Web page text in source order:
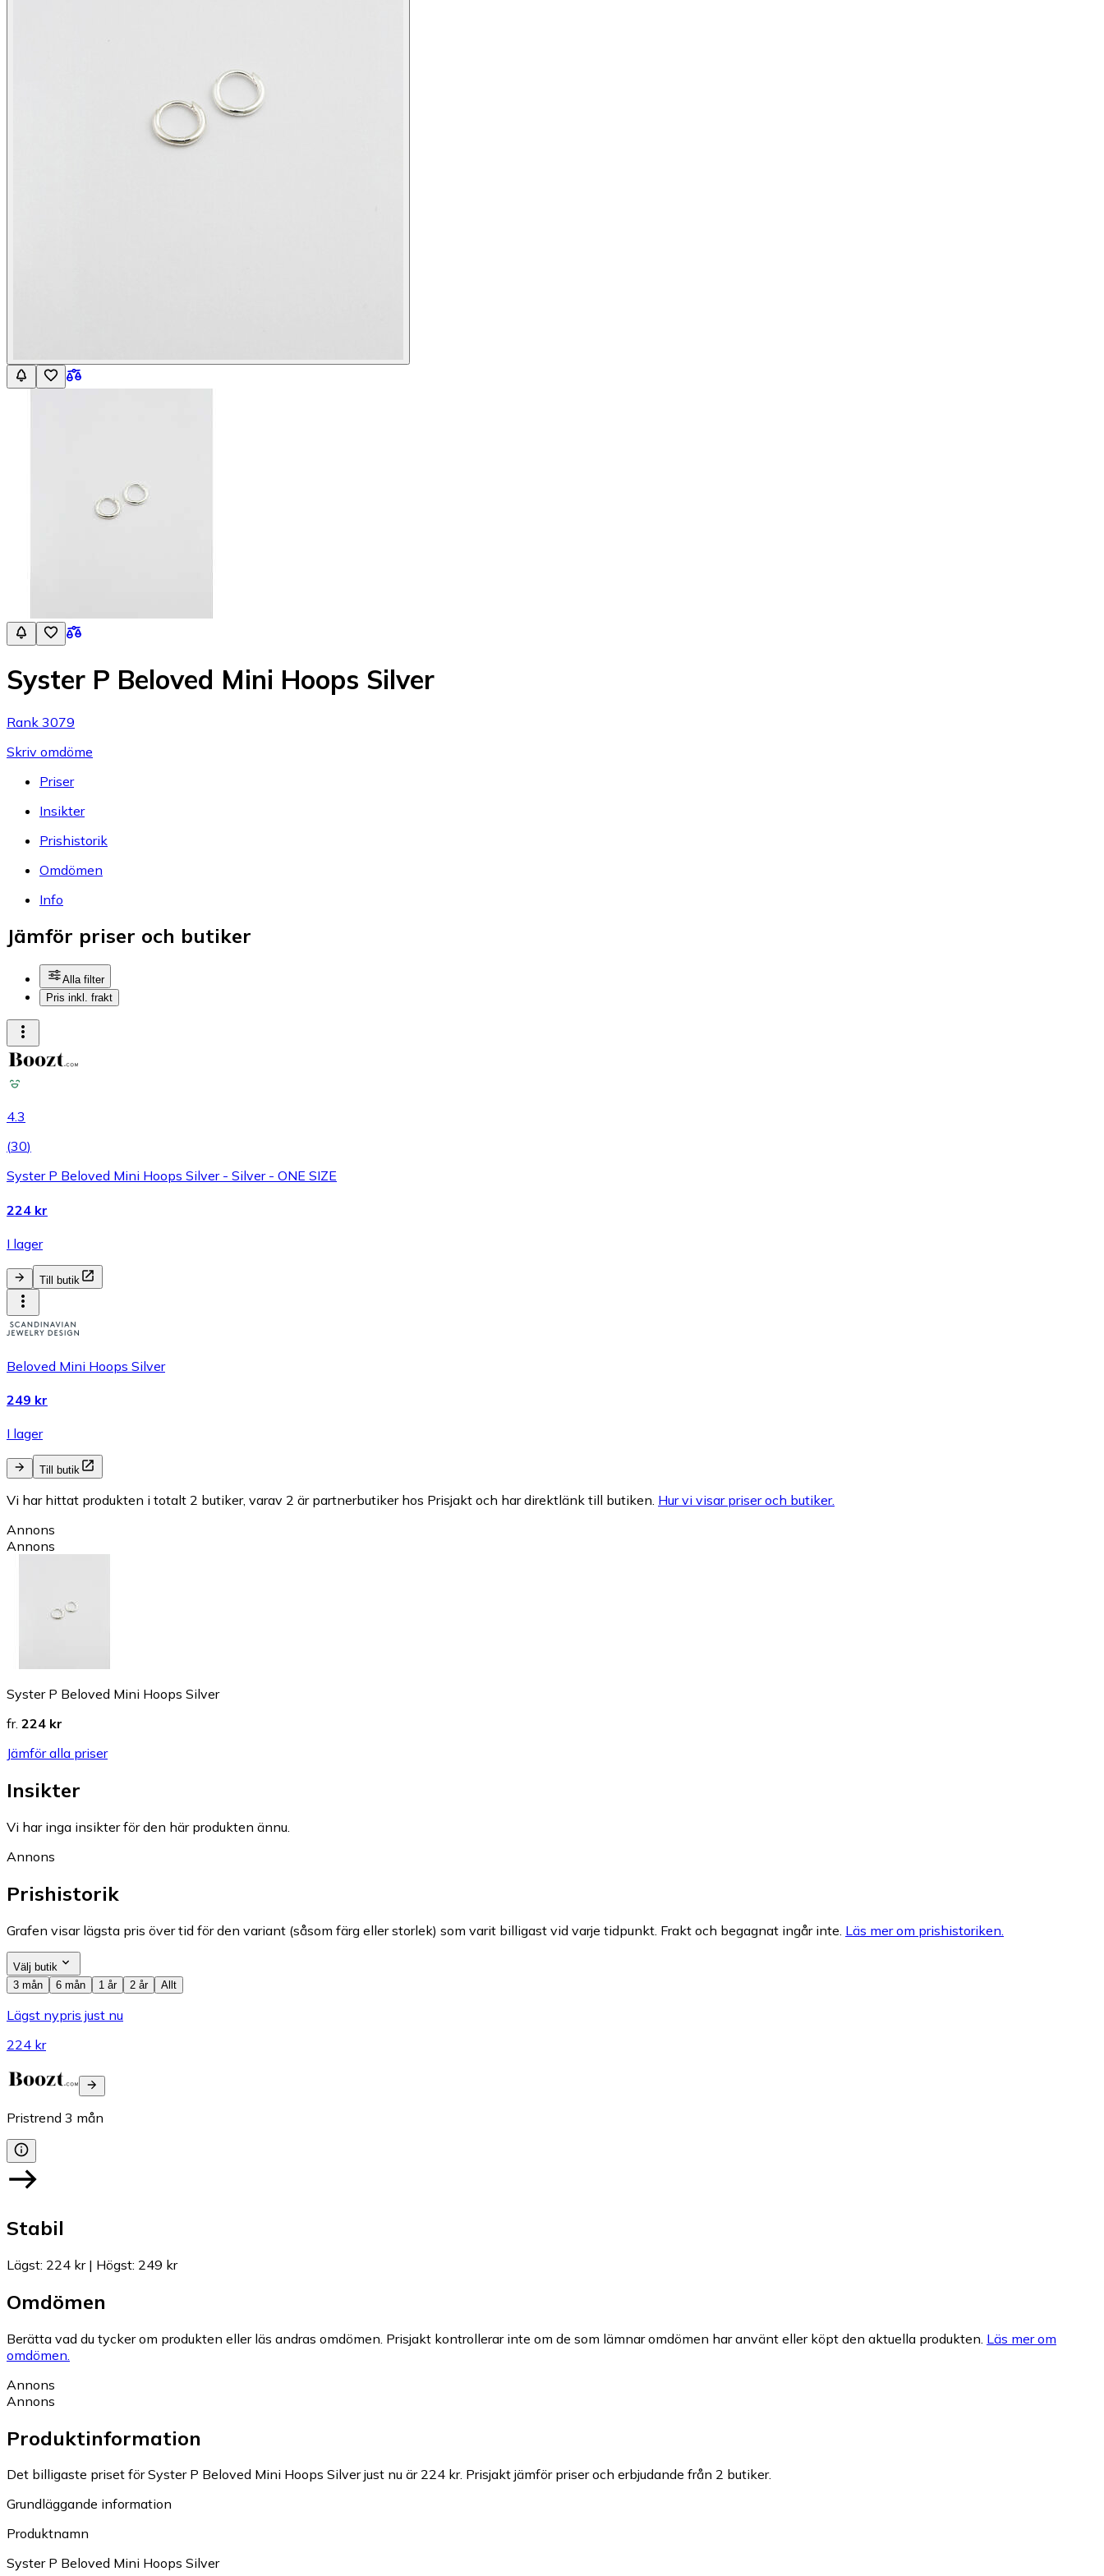
Syster P Beloved Mini Hoops Silver
Rank 3079
Skriv omdöme
Priser
Insikter
Prishistorik
Omdömen
Info
Jämför priser och butiker
Alla filter
Pris inkl. frakt
4.3
(30)
Syster P Beloved Mini Hoops Silver - Silver - ONE SIZE
224 kr
I lager
Till butik
Beloved Mini Hoops Silver
249 kr
I lager
Till butik
Vi har hittat produkten i totalt 2 butiker, varav 2 är partnerbutiker hos Prisjakt och har direktlänk till butiken. Hur vi visar priser och butiker.
Annons
Annons
Syster P Beloved Mini Hoops Silver
fr. 224 kr
Jämför alla priser
Insikter
Vi har inga insikter för den här produkten ännu.
Annons
Prishistorik
Grafen visar lägsta pris över tid för den variant (såsom färg eller storlek) som varit billigast vid varje tidpunkt. Frakt och begagnat ingår inte. Läs mer om prishistoriken.
Välj butik
3 mån
6 mån 1 år 2 år Allt
Lägst nypris just nu
224 kr
Pristrend 3 mån
Stabil
Lägst: 224 kr| Högst: 249 kr
Omdömen
Berätta vad du tycker om produkten eller läs andras omdömen. Prisjakt kontrollerar inte om de som lämnar omdömen har använt eller köpt den aktuella produkten. Läs mer om
omdömen.
Annons
Annons
Produktinformation
Det billigaste priset för Syster P Beloved Mini Hoops Silver just nu är 224 kr. Prisjakt jämför priser och erbjudande från 2 butiker.
Grundläggande information
Produktnamn
Syster P Beloved Mini Hoops Silver